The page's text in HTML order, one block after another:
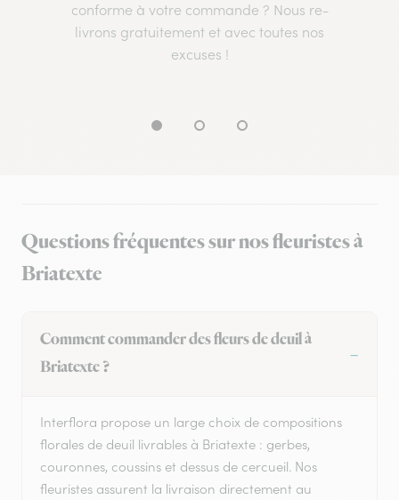
conforme à votre commande ? Nous re-
livrons gratuitement et avec toutes nos
excuses !
Questions fréquentes sur nos fleuristes à
Briatexte
Comment commander des fleurs de deuil à
Briatexte ?
Interflora propose un large choix de compositions
florales de deuil livrables à Briatexte : gerbes,
couronnes, coussins et dessus de cercueil. Nos
fleuristes assurent la livraison directement au